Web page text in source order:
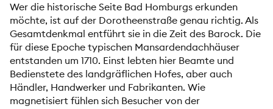
Wer die historische Seite Bad Homburgs erkunden
möchte, ist auf der Dorotheenstraße genau richtig. Als
Gesamtdenkmal entführt sie in die Zeit des Barock. Die
für diese Epoche typischen Mansardendachhäuser
entstanden um 1710. Einst lebten hier Beamte und
Bedienstete des landgräflichen Hofes, aber auch
Händler, Handwerker und Fabrikanten. Wie
magnetisiert fühlen sich Besucher von der